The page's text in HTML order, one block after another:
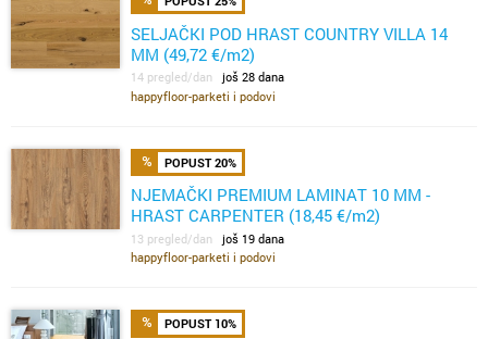
SELJAČKI POD HRAST COUNTRY VILLA 14
MM (49,72 €/m2)
14 pregled/dan još 28 dana
happyfloor-parketi i podovi
POPUST 20%
NJEMAČKI PREMIUM LAMINAT 10 MM -
HRAST CARPENTER (18,45 €/m2)
13 pregled/dan još 19 dana
happyfloor-parketi i podovi
POPUST 10%